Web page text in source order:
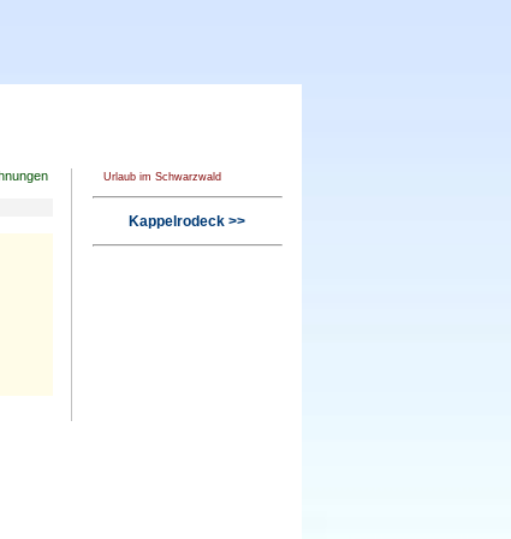
Urlaub im Schwarzwald
Kappelrodeck >>